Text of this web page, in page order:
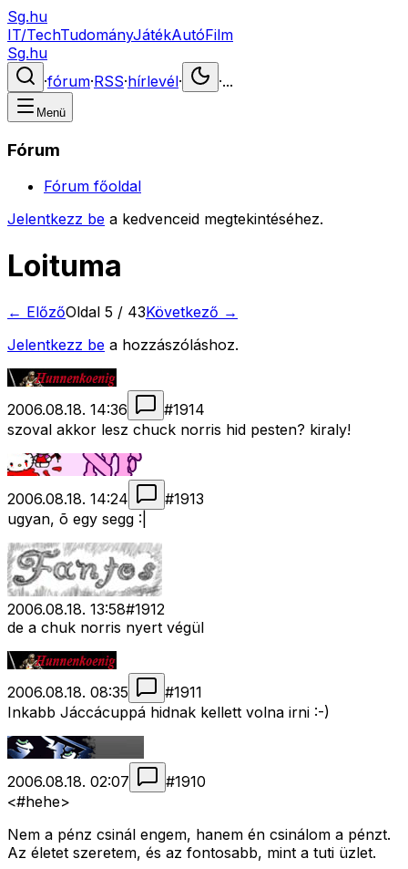
Sg.hu
IT/TechTudományJátékAutóFilm
Sg.hu
·fórum·RSS·hírlevél· ·...
Menü
Fórum
Fórum főoldal
Jelentkezz be a kedvenceid megtekintéséhez.
Loituma
← ElőzőOldal 5 / 43Következő →
Jelentkezz be a hozzászóláshoz.
2006.08.18. 14:36 #1914
szoval akkor lesz chuck norris hid pesten? kiraly!
2006.08.18. 14:24 #1913
ugyan, õ egy segg :|
2006.08.18. 13:58#1912
de a chuk norris nyert végül
2006.08.18. 08:35 #1911
Inkabb Jáccácuppá hidnak kellett volna irni :-)
2006.08.18. 02:07 #1910
<#hehe>
Nem a pénz csinál engem, hanem én csinálom a pénzt.
Az életet szeretem, és az fontosabb, mint a tuti üzlet.